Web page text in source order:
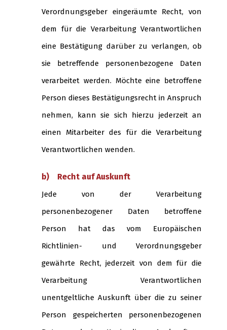
Verordnungsgeber eingeräumte Recht, von
dem für die Verarbeitung Verantwortlichen
eine Bestätigung darüber zu verlangen, ob
sie betreffende personenbezogene Daten
verarbeitet werden. Möchte eine betroffene
Person dieses Bestätigungsrecht in Anspruch
nehmen, kann sie sich hierzu jederzeit an
einen Mitarbeiter des für die Verarbeitung
Verantwortlichen wenden.
b) Recht auf Auskunft
Jede von der Verarbeitung
personenbezogener Daten betroffene
Person hat das vom Europäischen
Richtlinien- und Verordnungsgeber
gewährte Recht, jederzeit von dem für die
Verarbeitung Verantwortlichen
unentgeltliche Auskunft über die zu seiner
Person gespeicherten personenbezogenen